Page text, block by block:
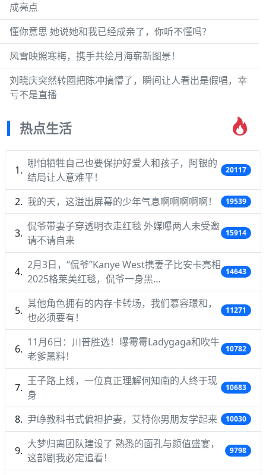
成亮点
懂你意思 她说她和我已经成亲了，你听不懂吗？
风雪映照寒梅，携手共绘月海崭新图景！
刘晓庆突然转圈把陈冲搞懵了，瞬间让人看出是假唱，幸
亏不是直播
热点生活
哪怕牺牲自己也要保护好爱人和孩子，阿银的
结局让人意难平！
20117
我的天，这溢出屏幕的少年气息啊啊啊啊啊！ 19539
侃爷带妻子穿透明衣走红毯 外媒曝两人未受邀
请不请自来
15914
2月3日，“侃爷”Kanye West携妻子比安卡亮相
2025格莱美红毯，侃爷一身黑…
14643
其他角色拥有的内存卡转场，我们慕容璟和，
也必须要有！
11271
11月6日：川普胜选！曝霉霉Ladygaga和吹牛
老爹黑料！
10782
王子路上线，一位真正理解何知南的人终于现
身
10683
尹峥教科书式偏袒护妻，艾特你男朋友学起来 10030
大梦归离团队建设了 熟悉的面孔与颜值盛宴，
这部剧我必定追看！
9798